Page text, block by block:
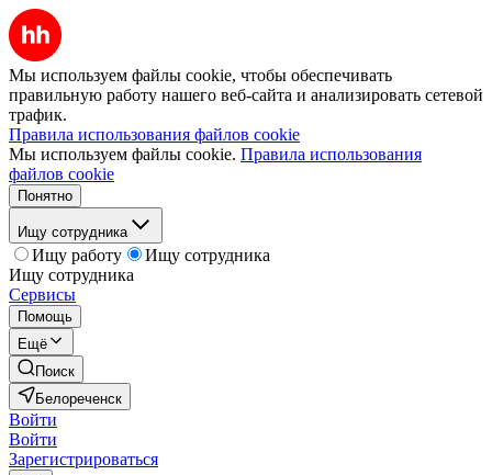
Мы используем файлы cookie, чтобы обеспечивать
правильную работу нашего веб-сайта и анализировать сетевой
трафик.
Правила использования файлов cookie
Мы используем файлы cookie. Правила использования
файлов cookie
Понятно
Ищу сотрудника
Ищу работу
Ищу сотрудника
Ищу сотрудника
Сервисы
Помощь
Ещё
Поиск
Белореченск
Войти
Войти
Зарегистрироваться